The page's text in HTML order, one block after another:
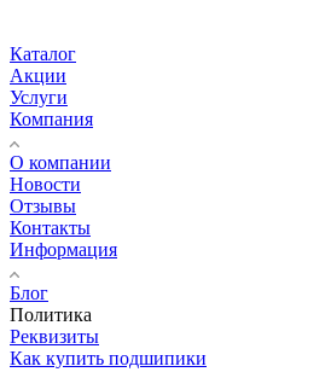
Каталог
Акции
Услуги
Компания
О компании
Новости
Отзывы
Контакты
Информация
Блог
Политика
Реквизиты
Как купить подшипики